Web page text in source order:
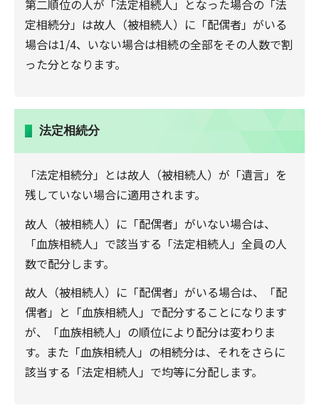
第二順位の人が「法定相続人」となった場合の「法
定相続分」は故人（被相続人）に「配偶者」がいる
場合は1/4、いない場合は相続の全部をその人数で割
った分となります。
法定相続分
「法定相続分」とは故人（被相続人）が「遺言」を
残していない場合に適用されます。
故人（被相続人）に「配偶者」がいない場合は、
「血族相続人」で該当する「法定相続人」全員の人
数で配分します。
故人（被相続人）に「配偶者」がいる場合は、「配
偶者」と「血族相続人」で配分することになります
が、「血族相続人」の順位により配分は変わりま
す。また「血族相続人」の相続分は、それをさらに
該当する「法定相続人」で均等に分配します。